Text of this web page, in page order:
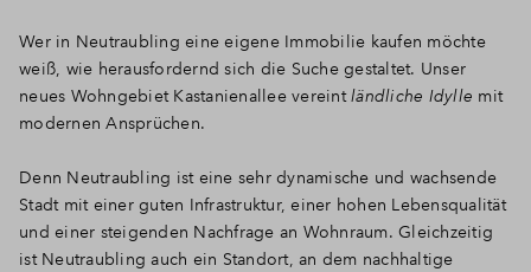
Wer in Neutraubling eine eigene Immobilie kaufen möchte
weiß, wie herausfordernd sich die Suche gestaltet. Unser
neues Wohngebiet Kastanienallee vereintländliche Idylle mit
modernen Ansprüchen.
Denn Neutraubling ist eine sehr dynamische und wachsende
Stadt mit einer guten Infrastruktur, einer hohen Lebensqualität
und einer steigenden Nachfrage an Wohnraum. Gleichzeitig
ist Neutraubling auch ein Standort, an dem nachhaltige